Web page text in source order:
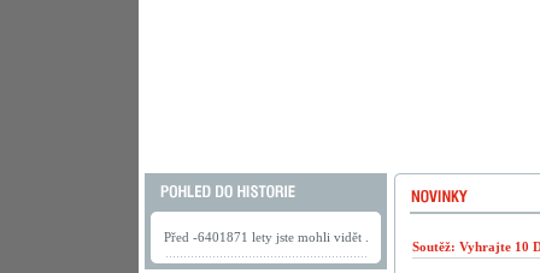
Před -6401871 lety jste mohli vidět .
Soutěž: Vyhrajte 10